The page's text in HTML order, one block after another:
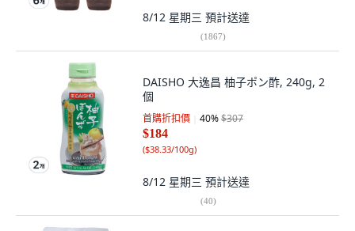
8/12 星期三 預計送達
(1867)
DAISHO 大逸昌 柚子ポン酢, 240g, 2
個
首購折扣價 40%$307
$184
($38.33/100g)
8/12 星期三 預計送達
(40)